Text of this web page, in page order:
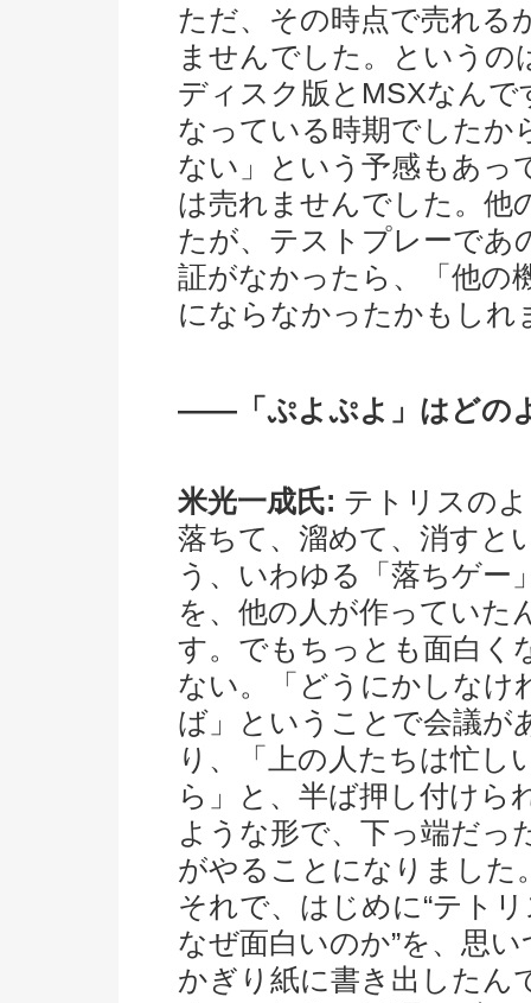
ただ、その時点で売れる
ませんでした。という
ディスク版とMSXなん
なっている時期でしたか
ない」という予感もあっ
は売れませんでした。他
たが、テストプレーであ
証がなかったら、「他の
にならなかったかもしれ
――「ぷよぷよ」はどの
米光一成氏: テトリスの
落ちて、溜めて、消すと
う、いわゆる「落ちゲー
を、他の人が作っていた
す。でもちっとも面白く
ない。「どうにかしなけ
ば」ということで会議が
り、「上の人たちは忙し
ら」と、半ば押し付けら
ような形で、下っ端だっ
がやることになりました
それで、はじめに“テト
なぜ面白いのか”を、思い
かぎり紙に書き出したん